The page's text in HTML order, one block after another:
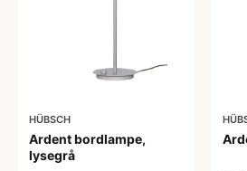
HÜBSCH
Ardent bordlampe,
lysegrå